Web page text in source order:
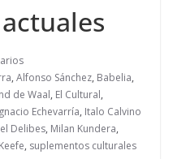
, Alfonso Sánchez, Babelia,
de Waal, El Cultural,
Echevarría, Italo Calvino
Delibes, Milan Kundera,
, suplementos culturales